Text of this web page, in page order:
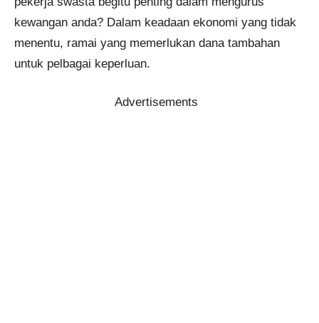
kewangan anda? Dalam keadaan ekonomi yang tidak
menentu, ramai yang memerlukan dana tambahan
untuk pelbagai keperluan.
Advertisements